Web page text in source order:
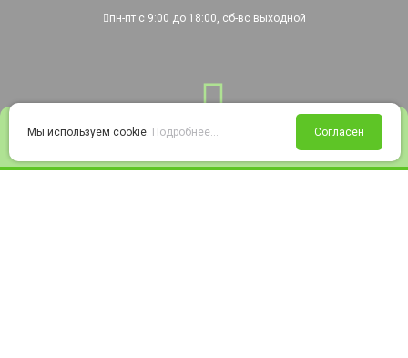
Войти Избранное Корзина
пн-пт с 9:00 до 18:00, сб-вс выходной
Мы используем cookie. Подробнее... Согласен